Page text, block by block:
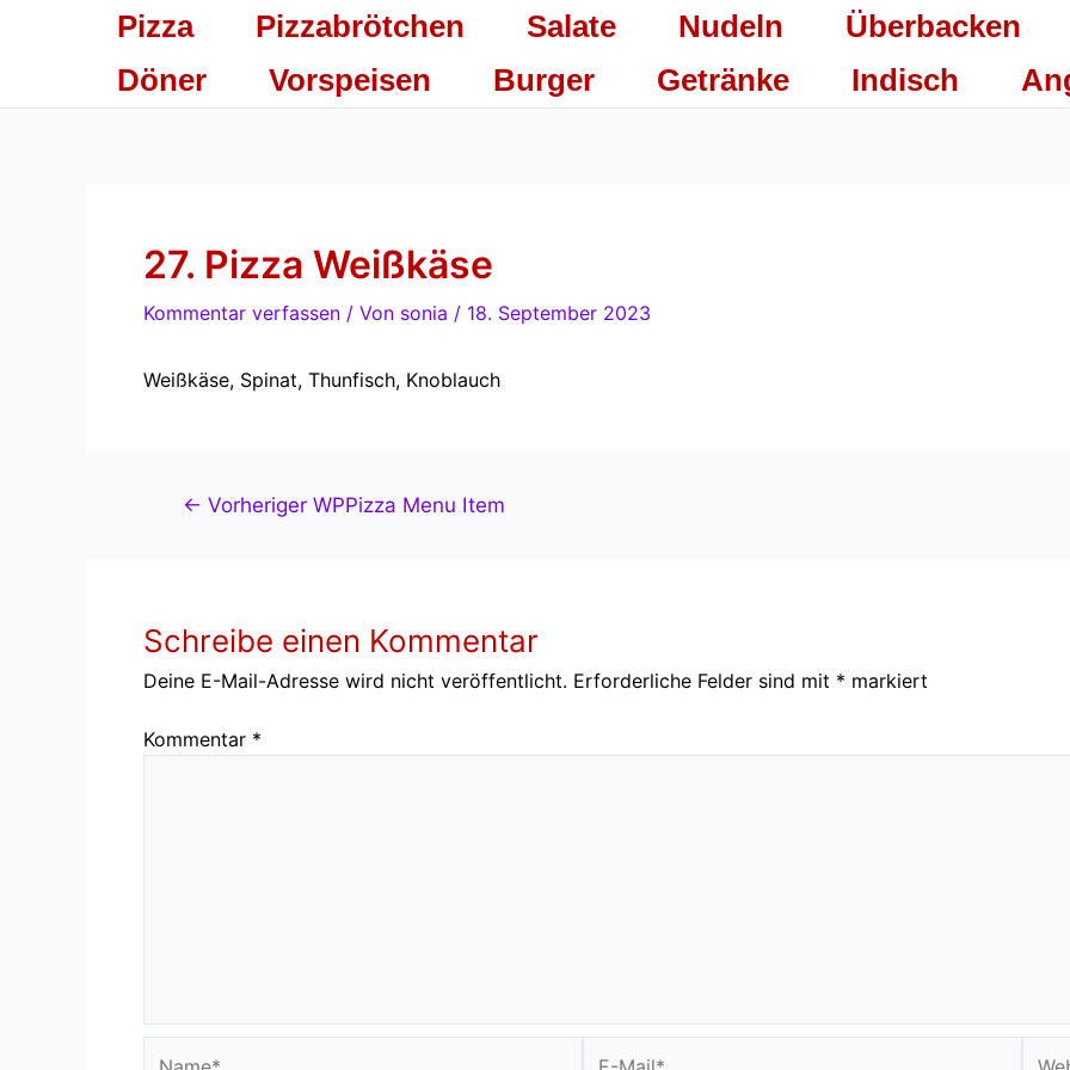
Pizza Pizzabrötchen Salate Nudeln
Überbacken
Döner
Vorspeisen Burger Getränke Indisch
27. Pizza Weißkäse
Kommentar verfassen / Von sonia / 18. September 2023
Weißkäse, Spinat, Thunfisch, Knoblauch
Beitragsnavigation
← Vorheriger WPPizza Menu Item
Schreibe einen Kommentar
Deine E-Mail-Adresse wird nicht veröffentlicht. Erforderliche Felder sind mit * markiert
Kommentar *